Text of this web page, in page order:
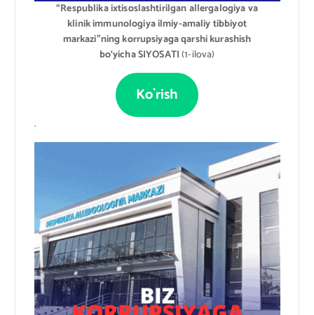
“Respublika ixtisoslashtirilgan allergalogiya va
klinik immunologiya ilmiy-amaliy tibbiyot
markazi”ning korrupsiyaga qarshi kurashish
bo‘yichaSIYOSATI(1-ilova)
Ko`rish
.